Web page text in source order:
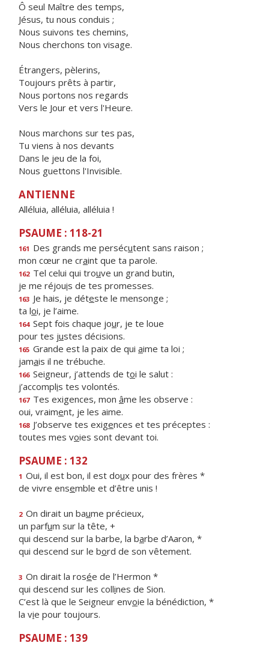
Ô seul Maître des temps,
Jésus, tu nous conduis ;
Nous suivons tes chemins,
Nous cherchons ton visage.
Étrangers, pèlerins,
Toujours prêts à partir,
Nous portons nos regards
Vers le Jour et vers l'Heure.
Nous marchons sur tes pas,
Tu viens à nos devants
Dans le jeu de la foi,
Nous guettons l'Invisible.
ANTIENNE
Alléluia, alléluia, alléluia !
PSAUME : 118-21
161 Des grands me persécutent sans raison ;
mon cœur ne craint que ta parole.
162 Tel celui qui trouve un grand butin,
je me réjouis de tes promesses.
163 Je hais, je déteste le mensonge ;
ta loi, je l’aime.
164 Sept fois chaque jour, je te loue
pour tes justes décisions.
165 Grande est la paix de qui aime ta loi ;
jamais il ne trébuche.
166 Seigneur, j’attends de toi le salut :
j’accomplis tes volontés.
167 Tes exigences, mon âme les observe :
oui, vraiment, je les aime.
168 J’observe tes exigences et tes préceptes :
toutes mes voies sont devant toi.
PSAUME : 132
1 Oui, il est bon, il est doux pour des frères *
de vivre ensemble et d’être unis !
2 On dirait un baume précieux,
un parfum sur la tête, +
qui descend sur la barbe, la barbe d’Aaron, *
qui descend sur le bord de son vêtement.
3 On dirait la rosée de l’Hermon *
qui descend sur les collines de Sion.
C’est là que le Seigneur envoie la bénédiction, *
la vie pour toujours.
PSAUME : 139